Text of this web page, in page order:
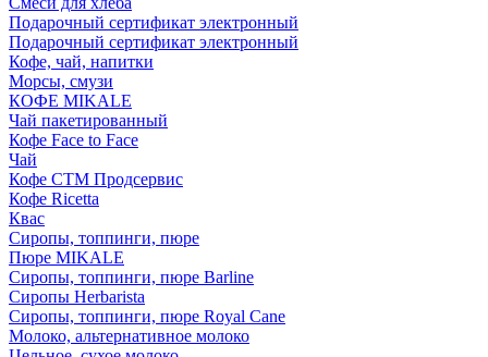
Подарочный сертификат электронный
Подарочный сертификат электронный
Кофе, чай, напитки
Морсы, смузи
КОФЕ MIKALE
Чай пакетированный
Кофе Face to Face
Чай
Кофе СТМ Продсервис
Кофе Ricetta
Квас
Сиропы, топпинги, пюре
Пюре MIKALE
Сиропы, топпинги, пюре Barline
Сиропы Herbarista
Сиропы, топпинги, пюре Royal Cane
Молоко, альтернативное молоко